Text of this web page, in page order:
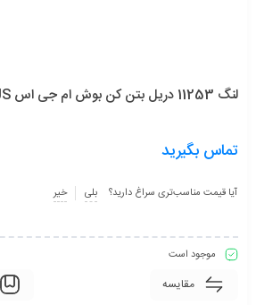
لنگ 11253 دریل بتن کن بوش ام جی اس MJS
تماس بگیرید
آیا قیمت مناسب‌تری سراغ دارید؟ بلی خیر
موجود است
مقایسه